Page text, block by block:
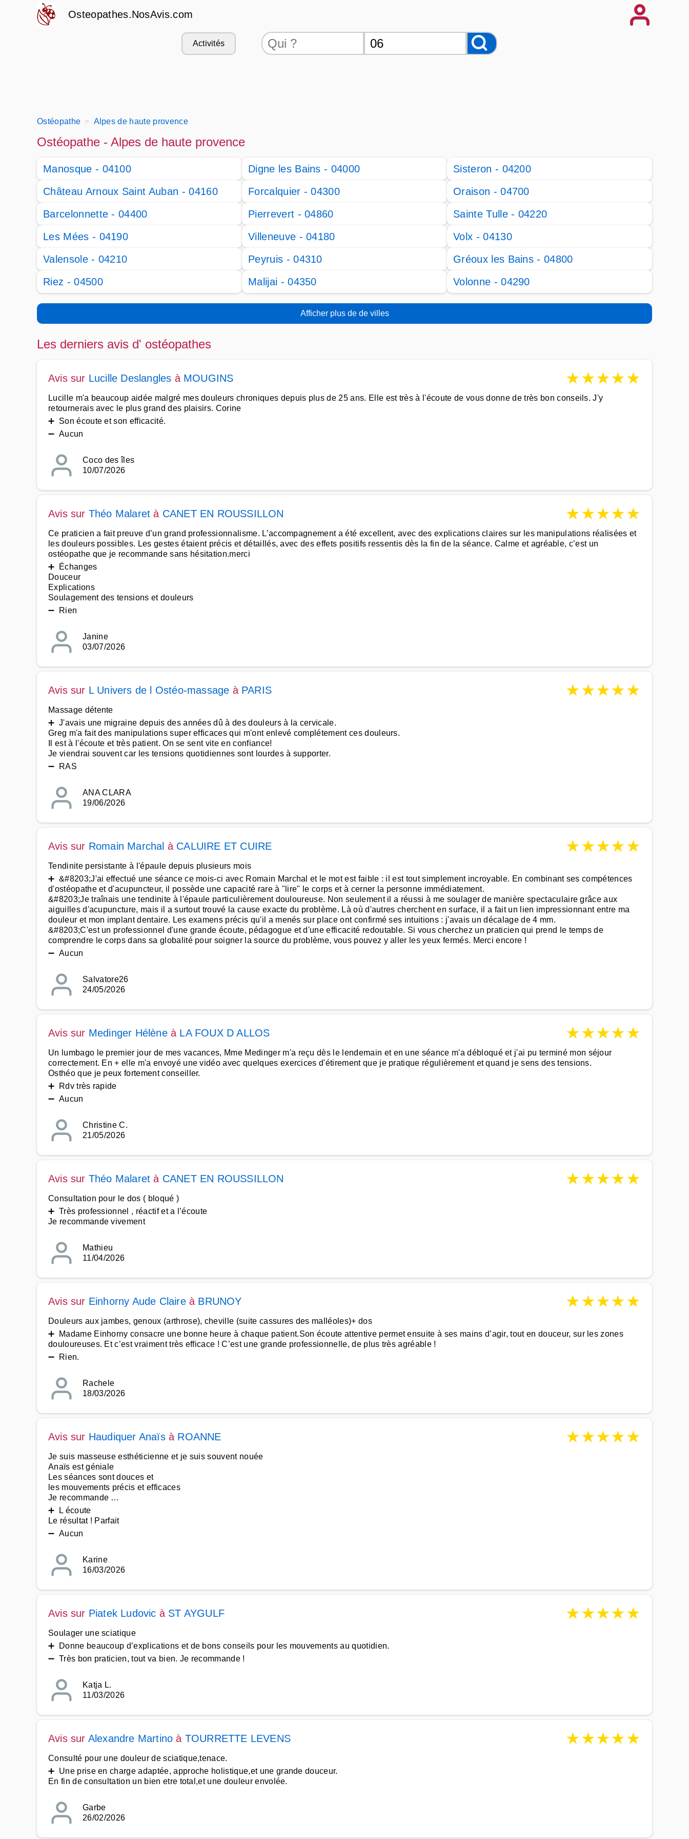
Osteopathes.NosAvis.com
Activités
Ostéopathe Alpes de haute provence
Ostéopathe - Alpes de haute provence
Manosque - 04100 Digne les Bains - 04000
Sisteron - 04200
Château Arnoux Saint Auban - 04160
Forcalquier - 04300
Oraison - 04700
Barcelonnette - 04400
Pierrevert - 04860
Sainte Tulle - 04220
Les Mées - 04190
Villeneuve - 04180
Volx - 04130
Valensole - 04210
Peyruis - 04310
Gréoux les Bains - 04800
Riez - 04500
Malijai - 04350 Volonne - 04290
Afficher plus de de villes
Les derniers avis d' ostéopathes
Avis sur Lucille Deslangles à MOUGINS ★★★★★
Lucille m'a beaucoup aidée malgré mes douleurs chroniques depuis plus de 25 ans. Elle est très à l'écoute de vous donne de très bon conseils. J'y
retournerais avec le plus grand des plaisirs. Corine
➕ Son écoute et son efficacité.
➖ Aucun
Coco des îles
10/07/2026
Avis sur Théo Malaret à CANET EN ROUSSILLON ★★★★★
Ce praticien a fait preuve d’un grand professionnalisme. L’accompagnement a été excellent, avec des explications claires sur les manipulations réalisées et
les douleurs possibles. Les gestes étaient précis et détaillés, avec des effets positifs ressentis dès la fin de la séance. Calme et agréable, c’est un
ostéopathe que je recommande sans hésitation.merci
➕ Échanges
Douceur
Explications
Soulagement des tensions et douleurs
➖ Rien
Janine
03/07/2026
Avis sur L Univers de l Ostéo-massage à PARIS ★★★★★
Massage détente
➕ J'avais une migraine depuis des années dû à des douleurs à la cervicale.
Greg m'a fait des manipulations super efficaces qui m'ont enlevé complétement ces douleurs.
Il est à l'écoute et très patient. On se sent vite en confiance!
Je viendrai souvent car les tensions quotidiennes sont lourdes à supporter.
➖ RAS
ANA CLARA
19/06/2026
Avis sur Romain Marchal à CALUIRE ET CUIRE ★★★★★
Tendinite persistante à l'épaule depuis plusieurs mois
➕ &#8203;J'ai effectué une séance ce mois-ci avec Romain Marchal et le mot est faible : il est tout simplement incroyable. En combinant ses compétences
d'ostéopathe et d'acupuncteur, il possède une capacité rare à "lire" le corps et à cerner la personne immédiatement.
&#8203;Je traînais une tendinite à l'épaule particulièrement douloureuse. Non seulement il a réussi à me soulager de manière spectaculaire grâce aux
aiguilles d'acupuncture, mais il a surtout trouvé la cause exacte du problème. Là où d'autres cherchent en surface, il a fait un lien impressionnant entre ma
douleur et mon implant dentaire. Les examens précis qu'il a menés sur place ont confirmé ses intuitions : j'avais un décalage de 4 mm.
&#8203;C'est un professionnel d'une grande écoute, pédagogue et d'une efficacité redoutable. Si vous cherchez un praticien qui prend le temps de
comprendre le corps dans sa globalité pour soigner la source du problème, vous pouvez y aller les yeux fermés. Merci encore !
➖ Aucun
Salvatore26
24/05/2026
Avis sur Medinger Hélèneà LA FOUX D ALLOS ★★★★★
Un lumbago le premier jour de mes vacances, Mme Medinger m'a reçu dès le lendemain et en une séance m'a débloqué et j'ai pu terminé mon séjour
correctement. En + elle m'a envoyé une vidéo avec quelques exercices d'étirement que je pratique régulièrement et quand je sens des tensions.
Osthéo que je peux fortement conseiller.
➕ Rdv très rapide
➖ Aucun
Christine C.
21/05/2026
Avis sur Théo Malaret à CANET EN ROUSSILLON ★★★★★
Consultation pour le dos ( bloqué )
➕ Très professionnel , réactif et a l’écoute
Je recommande vivement
Mathieu
11/04/2026
Avis sur Einhorny Aude Claireà BRUNOY ★★★★★
Douleurs aux jambes, genoux (arthrose), cheville (suite cassures des malléoles)+ dos
➕ Madame Einhorny consacre une bonne heure à chaque patient.Son écoute attentive permet ensuite à ses mains d’agir, tout en douceur, sur les zones
douloureuses. Et c’est vraiment très efficace ! C’est une grande professionnelle, de plus très agréable !
➖ Rien.
Rachele
18/03/2026
Avis sur Haudiquer Anaïsà ROANNE ★★★★★
Je suis masseuse esthéticienne et je suis souvent nouée
Anaïs est géniale
Les séances sont douces et
les mouvements précis et efficaces
Je recommande …
➕ L écoute
Le résultat ! Parfait
➖ Aucun
Karine
16/03/2026
Avis sur Piatek Ludovic à ST AYGULF ★★★★★
Soulager une sciatique
➕ Donne beaucoup d’explications et de bons conseils pour les mouvements au quotidien.
➖ Très bon praticien, tout va bien. Je recommande !
Katja L.
11/03/2026
Avis sur Alexandre Martino à TOURRETTE LEVENS ★★★★★
Consulté pour une douleur de sciatique,tenace.
➕ Une prise en charge adaptée, approche holistique,et une grande douceur.
En fin de consultation un bien etre total,et une douleur envolée.
Garbe
26/02/2026